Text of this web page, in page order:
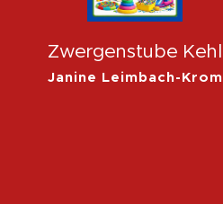
Zwergenstube Kehl
Janine Leimbach-Krom